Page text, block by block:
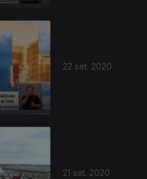
22 set. 2020
21 set. 2020